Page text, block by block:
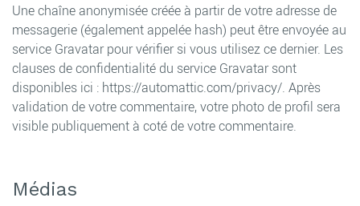
Une chaîne anonymisée créée à partir de votre adresse de
messagerie (également appelée hash) peut être envoyée au
service Gravatar pour vérifier si vous utilisez ce dernier. Les
clauses de confidentialité du service Gravatar sont
disponibles ici : https://automattic.com/privacy/. Après
validation de votre commentaire, votre photo de profil sera
visible publiquement à coté de votre commentaire.
Médias